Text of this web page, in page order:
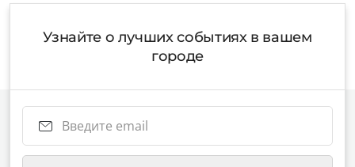
Узнайте о лучших событиях в вашем
городе